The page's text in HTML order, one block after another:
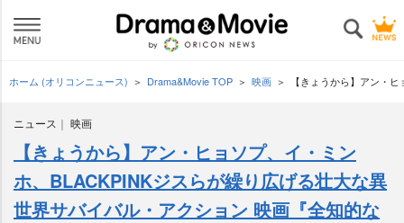
ホーム (オリコンニュース) Drama&Movie TOP 映画 【きょうから】アン・
ニュース 映画
【きょうから】アン・ヒョソプ、イ・ミン
ホ、BLACKPINKジスらが繰り広げる壮大な異
世界サバイバル・アクション 映画『全知的な